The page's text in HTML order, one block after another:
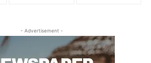
- Advertisement -